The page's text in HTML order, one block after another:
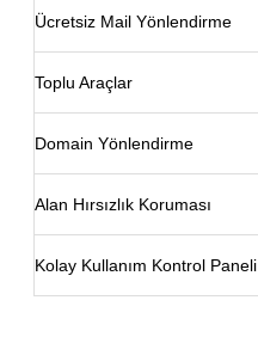
Ücretsiz Mail Yönlendirme
Toplu Araçlar
Domain Yönlendirme
Alan Hırsızlık Koruması
Kolay Kullanım Kontrol Paneli